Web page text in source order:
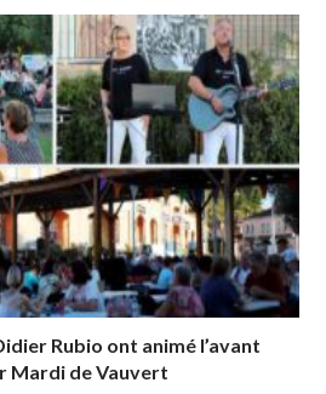
Rubio ont animé l’avant
Mardi de Vauvert